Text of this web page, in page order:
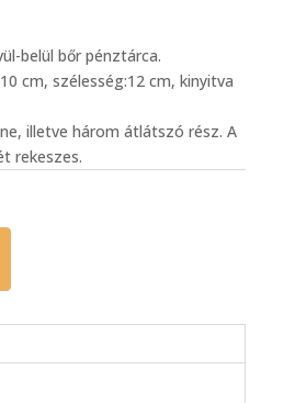
belül bőr pénztárca.
cm, szélesség:12 cm, kinyitva
illetve három átlátszó rész. A
rekeszes.